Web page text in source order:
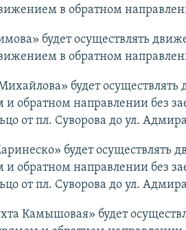
в обратном
будет осуществлять
в обратном
будет осуществлять
обратном направлении без
от пл. Суворова до ул.
будет осуществлять
обратном направлении без
от пл. Суворова до ул.
Камышовая» будет